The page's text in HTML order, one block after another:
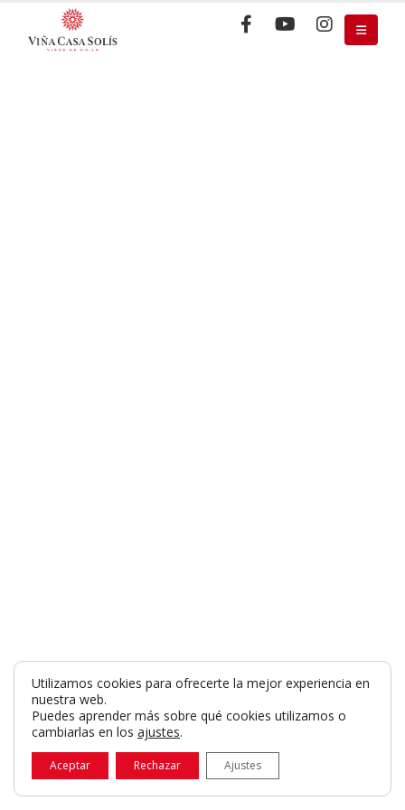
Utilizamos cookies para ofrecerte la mejor experiencia en
nuestra web.
Puedes aprender más sobre qué cookies utilizamos o
cambiarlas en los ajustes.
Aceptar Rechazar Ajustes